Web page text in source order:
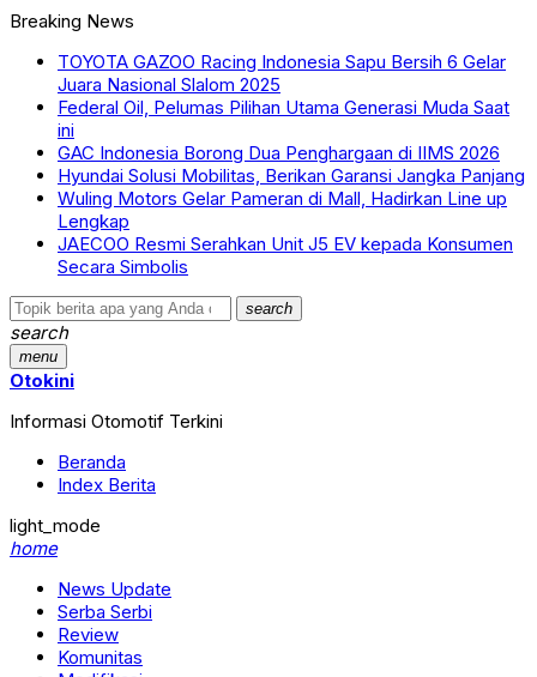
Breaking News
TOYOTA GAZOO Racing Indonesia Sapu Bersih 6 Gelar
Juara Nasional Slalom 2025
Federal Oil, Pelumas Pilihan Utama Generasi Muda Saat
ini
GAC Indonesia Borong Dua Penghargaan di IIMS 2026
Hyundai Solusi Mobilitas, Berikan Garansi Jangka Panjang
Wuling Motors Gelar Pameran di Mall, Hadirkan Line up
Lengkap
JAECOO Resmi Serahkan Unit J5 EV kepada Konsumen
Secara Simbolis
search
search
menu
Otokini
Informasi Otomotif Terkini
Beranda
Index Berita
light_mode
home
News Update
Serba Serbi
Review
Komunitas